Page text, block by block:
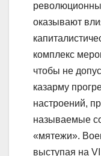
оказывают
комплекс
чтобы не
казарму
настроений,
называемые
«мятежи».
выступая на